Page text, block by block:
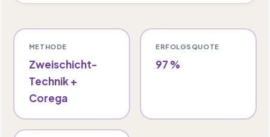
METHODE
Zweischicht-
Technik +
Corega
ERFOLGSQUOTE
97 %